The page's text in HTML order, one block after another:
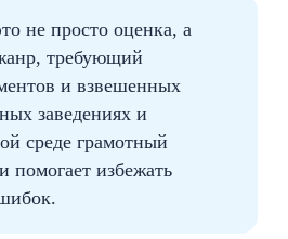
не просто оценка, а
требующий
и взвешенных
заведениях и
среде грамотный
помогает избежать